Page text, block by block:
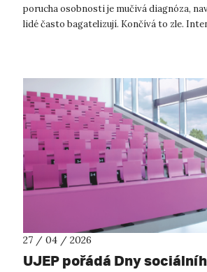
porucha osobnosti je mučivá diagnóza,
lidé často bagatelizují. Končívá to zle.
27 / 04 / 2026
UJEP pořádá Dny